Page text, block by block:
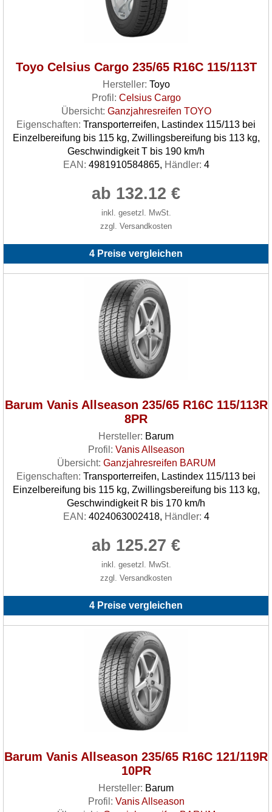
Toyo Celsius Cargo 235/65 R16C 115/113T
Hersteller: Toyo
Profil: Celsius Cargo
Übersicht: Ganzjahresreifen TOYO
Eigenschaften: Transporterreifen, Lastindex 115/113 bei
Einzelbereifung bis 115 kg, Zwillingsbereifung bis 113 kg,
Geschwindigkeit T bis 190 km/h
EAN: 4981910584865, Händler: 4
ab 132.12 €
inkl. gesetzl. MwSt.
zzgl. Versandkosten
4 Preise vergleichen
Barum Vanis Allseason 235/65 R16C 115/113R
8PR
Hersteller: Barum
Profil: Vanis Allseason
Übersicht: Ganzjahresreifen BARUM
Eigenschaften: Transporterreifen, Lastindex 115/113 bei
Einzelbereifung bis 115 kg, Zwillingsbereifung bis 113 kg,
Geschwindigkeit R bis 170 km/h
EAN: 4024063002418, Händler: 4
ab 125.27 €
inkl. gesetzl. MwSt.
zzgl. Versandkosten
4 Preise vergleichen
Barum Vanis Allseason 235/65 R16C 121/119R
10PR
Hersteller: Barum
Profil: Vanis Allseason